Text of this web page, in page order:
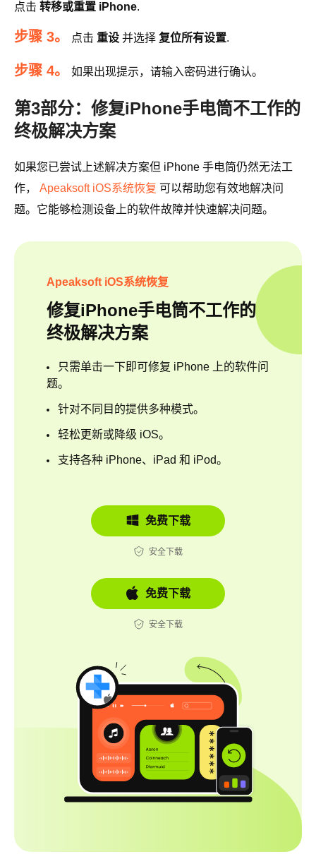
点击 转移或重置 iPhone.
步骤 3。 点击 重设 并选择 复位所有设置.
步骤 4。 如果出现提示，请输入密码进行确认。
第3部分：修复iPhone手电筒不工作的
终极解决方案
如果您已尝试上述解决方案但 iPhone 手电筒仍然无法工
作， Apeaksoft iOS系统恢复 可以帮助您有效地解决问
题。它能够检测设备上的软件故障并快速解决问题。
Apeaksoft iOS系统恢复
修复iPhone手电筒不工作的
终极解决方案
只需单击一下即可修复 iPhone 上的软件问
题。
针对不同目的提供多种模式。
轻松更新或降级 iOS。
支持各种 iPhone、iPad 和 iPod。
免费下载
安全下载
免费下载
安全下载